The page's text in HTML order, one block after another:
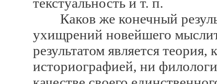
Каков же конечный
ухищрений новейшего
результатом является
историографией, ни